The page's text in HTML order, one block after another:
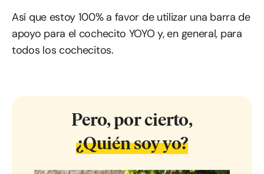
Así que estoy 100% a favor de utilizar una barra de
apoyo para el cochecito YOYO y, en general, para
todos los cochecitos.
Pero, por cierto,
¿Quién soy yo?